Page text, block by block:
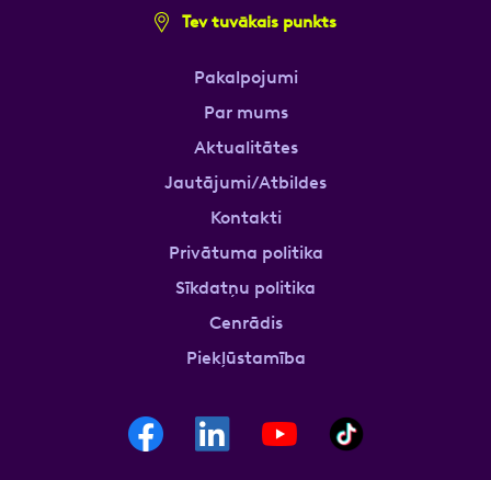
Tev tuvākais punkts
Pakalpojumi
Par mums
Aktualitātes
Jautājumi/Atbildes
Kontakti
Privātuma politika
Sīkdatņu politika
Cenrādis
Piekļūstamība